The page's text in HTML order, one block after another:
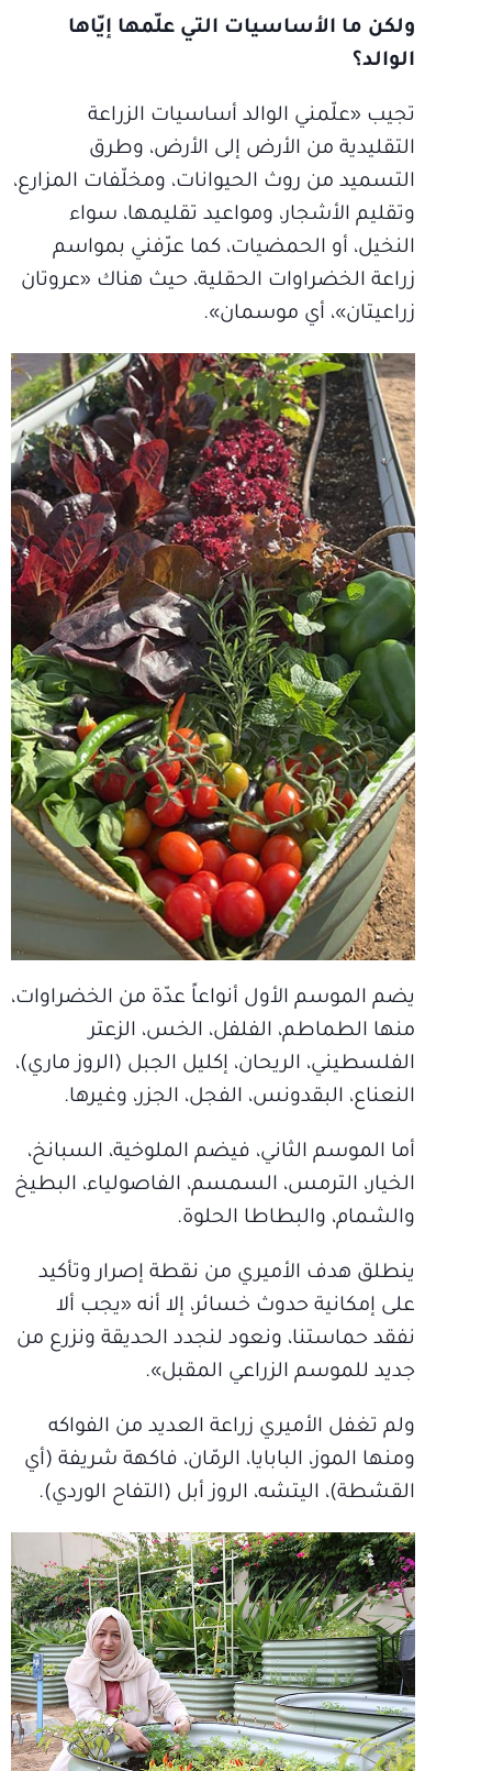
ولكن ما الأساسيات التي علّمها إيّاها
الوالد؟
تجيب «علّمني الوالد أساسيات الزراعة
التقليدية من الأرض إلى الأرض، وطرق
التسميد من روث الحيوانات، ومخلّفات المزارع،
وتقليم الأشجار، ومواعيد تقليمها، سواء
النخيل، أو الحمضيات، كما عرّفني بمواسم
زراعة الخضراوات الحقلية، حيث هناك «عروتان
زراعيتان»، أي موسمان».
يضم الموسم الأول أنواعاً عدّة من الخضراوات،
منها الطماطم، الفلفل، الخس، الزعتر
الفلسطيني، الريحان، إكليل الجبل (الروز ماري)،
النعناع، البقدونس، الفجل، الجزر، وغيرها.
أما الموسم الثاني، فيضم الملوخية، السبانخ،
الخيار، الترمس، السمسم، الفاصولياء، البطيخ
والشمام، والبطاطا الحلوة.
ينطلق هدف الأميري من نقطة إصرار وتأكيد
على إمكانية حدوث خسائر، إلا أنه «يجب ألا
نفقد حماستنا، ونعود لنجدد الحديقة ونزرع من
جديد للموسم الزراعي المقبل».
ولم تغفل الأميري زراعة العديد من الفواكه
ومنها الموز، البابايا، الرمّان، فاكهة شريفة (أي
القشطة)، اليتشه، الروز أبل (التفاح الوردي).